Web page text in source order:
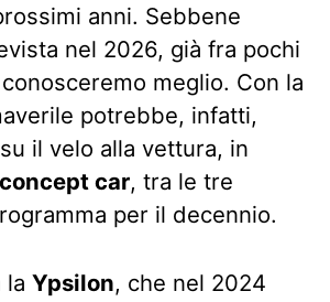
anni. Sebbene
nel 2026, già fra pochi
meglio. Con la
potrebbe, infatti,
il velo alla vettura, in
concept car, tra le tre
per il decennio.
la Ypsilon, che nel 2024